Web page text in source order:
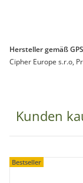
Hersteller gemäß
Cipher Europe s.r.o,
Kunden
Bestseller